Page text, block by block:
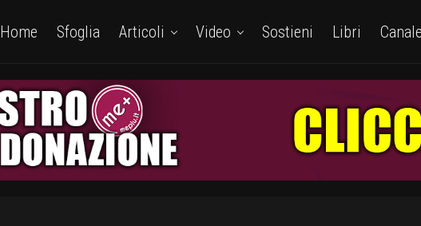
Home Sfoglia Articoli Video Sostieni Libri